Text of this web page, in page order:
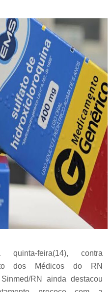
feira(14), contra
dos Médicos do RN
RN ainda destacou